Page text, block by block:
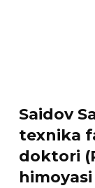
Saidov
texnika
doktori
himoyasi